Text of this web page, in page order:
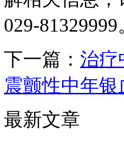
029-81329999
下一篇： 治疗
震颤性中年
最新文章